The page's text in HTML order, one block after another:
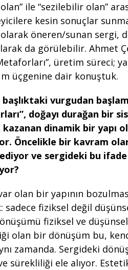
ile “sezilebilir olan”
kesin sonuçlar
öneren/sunan sergi,
da görülebilir. Ahmet
üretim süreci;
üçgenine dair konuştuk.
başlıktaki vurgudan
doğayı durağan bir
kazanan dinamik bir yapı
Öncelikle bir kavram
ve sergideki bu ifade
olan bir yapının
sadece fiziksel değil
fiziksel ve
olan bir dönüşüm bu,
zamanda. Sergideki
sürekliliği ele alıyor.